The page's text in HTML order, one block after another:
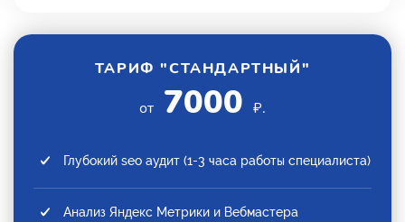
ТАРИФ "СТАНДАРТНЫЙ"
от 7000 ₽.
Глубокий seo аудит (1-3 часа работы специалиста)
Анализ Яндекс Метрики и Вебмастера